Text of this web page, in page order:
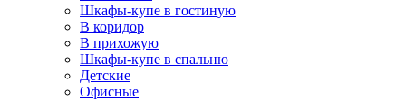
Шкафы-купе в гостиную
В коридор
В прихожую
Шкафы-купе в спальню
Детские
Офисные